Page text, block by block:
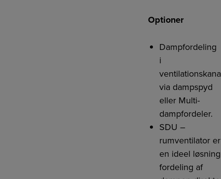
Optioner
Dampfordeling
i
via dampspyd
eller Multi-
dampfordeler.
SDU –
rumventilator er
en ideel løsning
fordeling af